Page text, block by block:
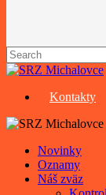
Close
Kontakty
Menu
Novinky
Oznamy
Náš zväz